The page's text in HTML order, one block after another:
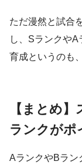
ただ漫然と試合
し、Sランクや
育成というのも
【まとめ
ランクがポ
AランクやBラン